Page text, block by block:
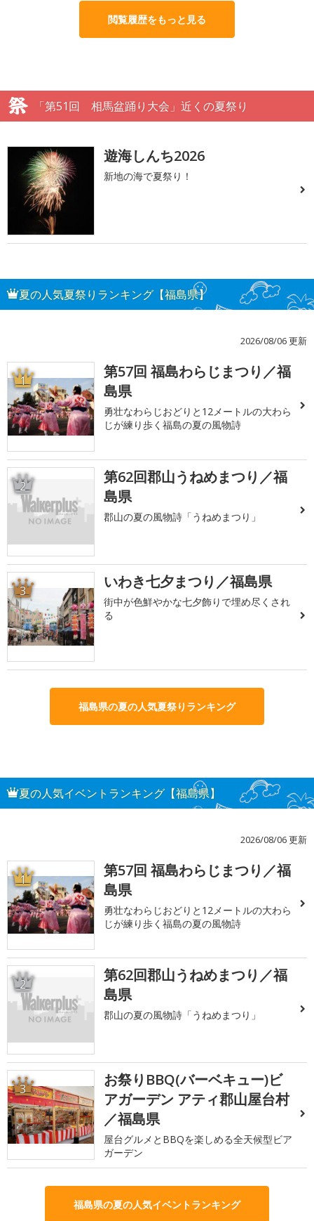
閲覧履歴をもっと見る
「第51回 相馬盆踊り大会」近くの夏祭り
遊海しんち2026
新地の海で夏祭り！
夏の人気夏祭りランキング【福島県】
2026/08/06 更新
1
第57回 福島わらじまつり／福
島県
勇壮なわらじおどりと12メートルの大わら
じが練り歩く福島の夏の風物詩
2
第62回郡山うねめまつり／福
島県
郡山の夏の風物詩「うねめまつり」
3 いわき七夕まつり／福島県
街中が色鮮やかな七夕飾りで埋め尽くされ
る
福島県の夏の人気夏祭りランキング
夏の人気イベントランキング【福島県】
2026/08/06 更新
1
第57回 福島わらじまつり／福
島県
勇壮なわらじおどりと12メートルの大わら
じが練り歩く福島の夏の風物詩
2
第62回郡山うねめまつり／福
島県
郡山の夏の風物詩「うねめまつり」
3
お祭りBBQ(バーベキュー)ビ
アガーデン アティ郡山屋台村
／福島県
屋台グルメとBBQを楽しめる全天候型ビア
ガーデン
福島県の夏の人気イベントランキング